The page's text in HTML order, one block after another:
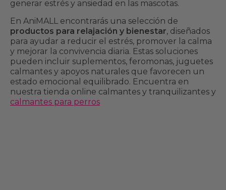
generar estrés y ansiedad en las mascotas.
En AniMALL encontrarás una selección de
productos para relajación y bienestar, diseñados
para ayudar a reducir el estrés, promover la calma
y mejorar la convivencia diaria. Estas soluciones
pueden incluir suplementos, feromonas, juguetes
calmantes y apoyos naturales que favorecen un
estado emocional equilibrado. Encuentra en
nuestra tienda online calmantes y tranquilizantes y
calmantes para perros